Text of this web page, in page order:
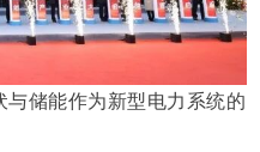
储能作为新型电力系统的